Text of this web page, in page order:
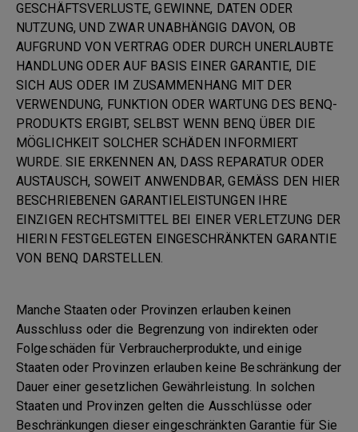
GESCHÄFTSVERLUSTE, GEWINNE, DATEN ODER
NUTZUNG, UND ZWAR UNABHÄNGIG DAVON, OB
AUFGRUND VON VERTRAG ODER DURCH UNERLAUBTE
HANDLUNG ODER AUF BASIS EINER GARANTIE, DIE
SICH AUS ODER IM ZUSAMMENHANG MIT DER
VERWENDUNG, FUNKTION ODER WARTUNG DES BENQ-
PRODUKTS ERGIBT, SELBST WENN BENQ ÜBER DIE
MÖGLICHKEIT SOLCHER SCHÄDEN INFORMIERT
WURDE. SIE ERKENNEN AN, DASS REPARATUR ODER
AUSTAUSCH, SOWEIT ANWENDBAR, GEMÄSS DEN HIER
BESCHRIEBENEN GARANTIELEISTUNGEN IHRE
EINZIGEN RECHTSMITTEL BEI EINER VERLETZUNG DER
HIERIN FESTGELEGTEN EINGESCHRÄNKTEN GARANTIE
VON BENQ DARSTELLEN.
Manche Staaten oder Provinzen erlauben keinen
Ausschluss oder die Begrenzung von indirekten oder
Folgeschäden für Verbraucherprodukte, und einige
Staaten oder Provinzen erlauben keine Beschränkung der
Dauer einer gesetzlichen Gewährleistung. In solchen
Staaten und Provinzen gelten die Ausschlüsse oder
Beschränkungen dieser eingeschränkten Garantie für Sie